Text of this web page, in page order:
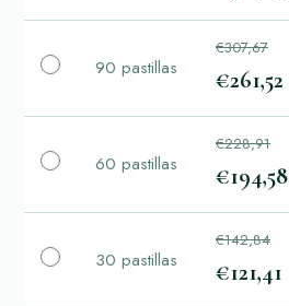
90 pastillas
€307,67
€261,52
60 pastillas
€228,91
€194,58
30 pastillas
€142,84
€121,41